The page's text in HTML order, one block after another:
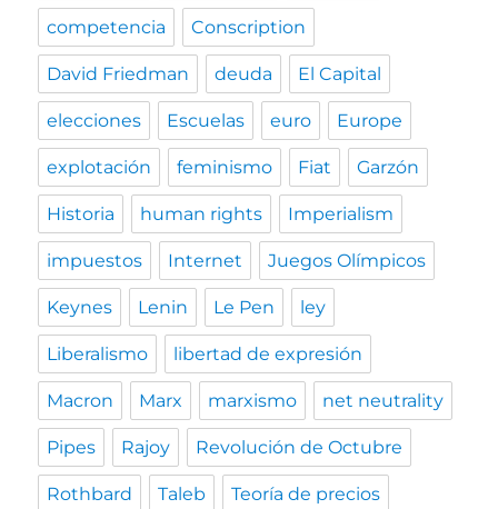
competencia Conscription
David Friedman deuda El Capital
elecciones Escuelas euro Europe
explotación feminismo Fiat Garzón
Historia human rights Imperialism
impuestos Internet Juegos Olímpicos
Keynes Lenin Le Pen ley
Liberalismo libertad de expresión
Macron Marx marxismo net neutrality
Pipes Rajoy Revolución de Octubre
Rothbard Taleb Teoría de precios